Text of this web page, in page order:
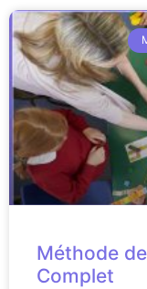
Méthode
Complet